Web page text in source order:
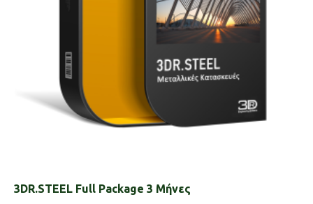
3DR.STEEL Full Package 3 Μήνες